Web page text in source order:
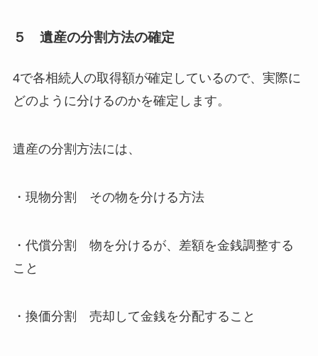
５ 遺産の分割方法の確定
4で各相続人の取得額が確定しているので、実際に
どのように分けるのかを確定します。
遺産の分割方法には、
・現物分割 その物を分ける方法
・代償分割 物を分けるが、差額を金銭調整する
こと
・換価分割 売却して金銭を分配すること